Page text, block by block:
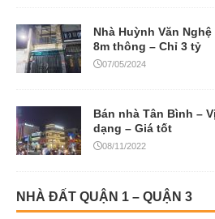
Nhà Huỳnh Văn
8m thông – Chỉ 3 tỷ
07/05/2024
Bán nhà Tân Bình –
dạng – Giá tốt
08/11/2022
NHÀ ĐẤT QUẬN 1 – QUẬN 3